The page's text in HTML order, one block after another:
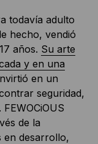
todavía adulto
hecho, vendió
años. Su arte
y en una
en un
seguridad,
de la
en desarrollo,